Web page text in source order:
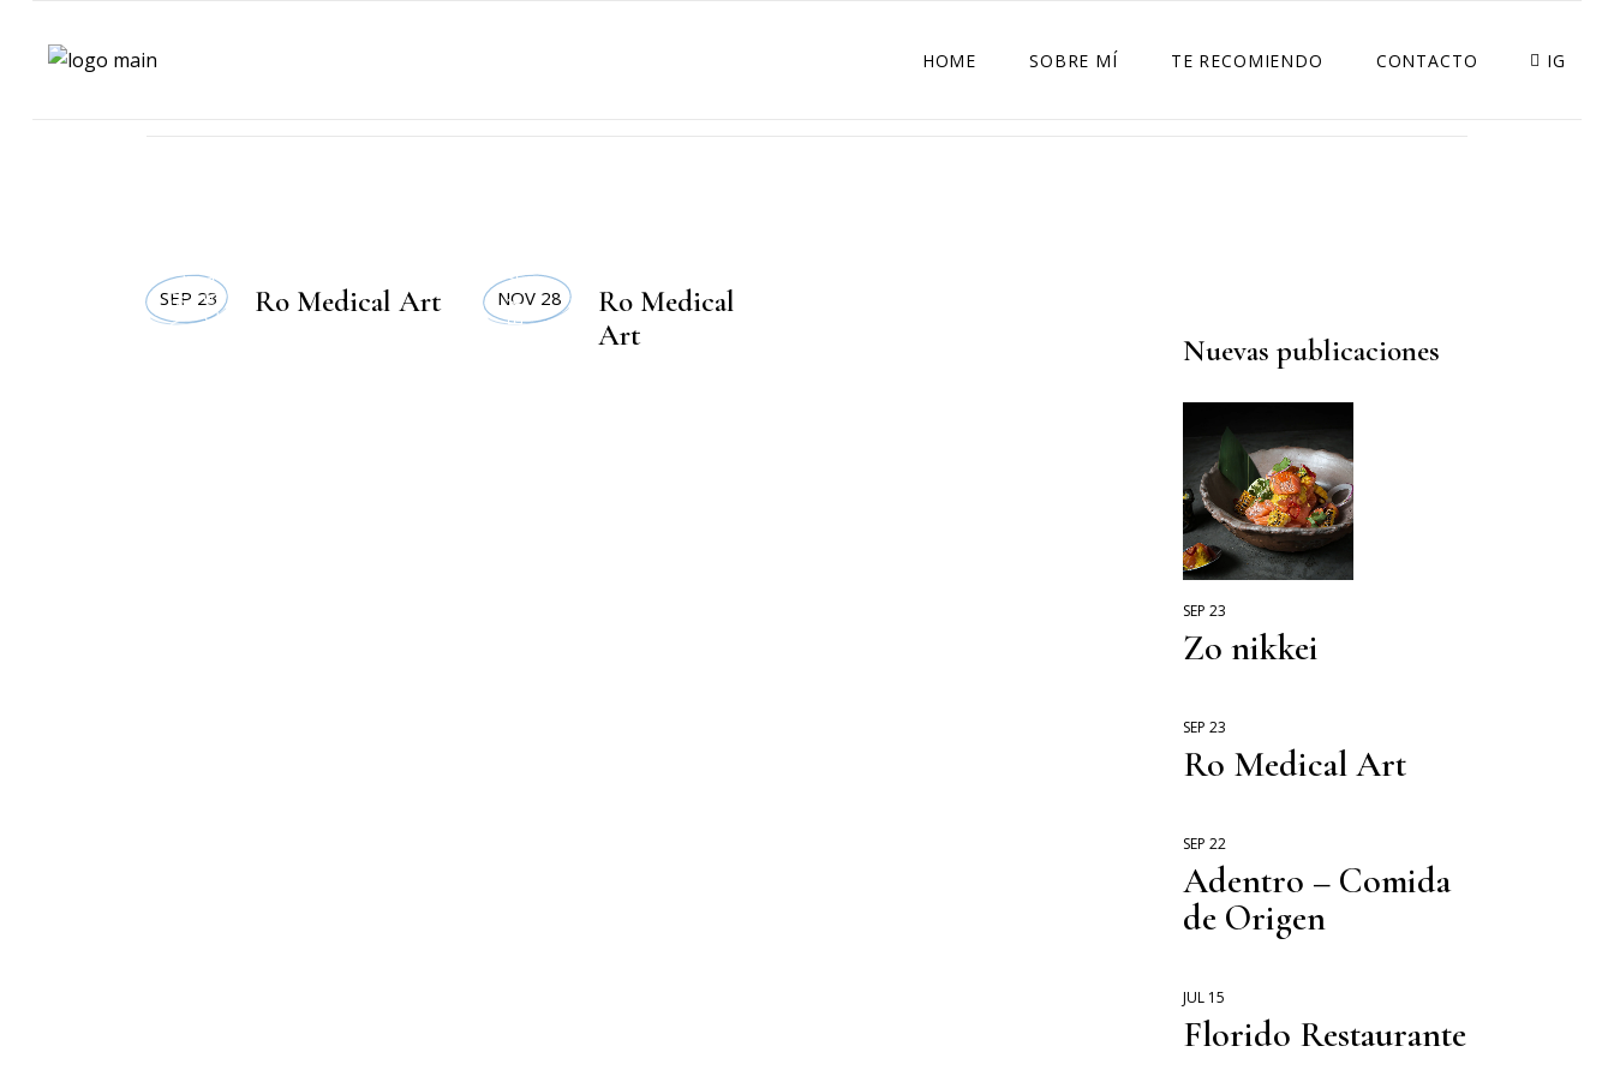
HOME SOBRE MÍ TE RECOMIENDO
TECNOLOGIA
BELLEZA
DELIVERYS
DEPORTE Y SALUD
MODA
VIAJES
CONFITERIAS
CONTACTO IG
DEPORTE Y SALUDTECNOLOGIA
SEP 23 Ro Medical Art DEPORTE Y SALUD
NOV 28
Ro Medical
Art
Nuevas publicaciones
SEP 23
Zo nikkei
SEP 23
Ro Medical Art
SEP 22
Adentro – Comida
de Origen
JUL 15
Florido Restaurante